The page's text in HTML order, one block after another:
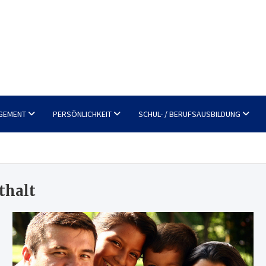
PERSÖNLICHKEIT SCHUL- / BERUFSAUSBILDUNG